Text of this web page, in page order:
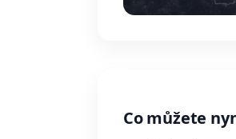
Co můžete